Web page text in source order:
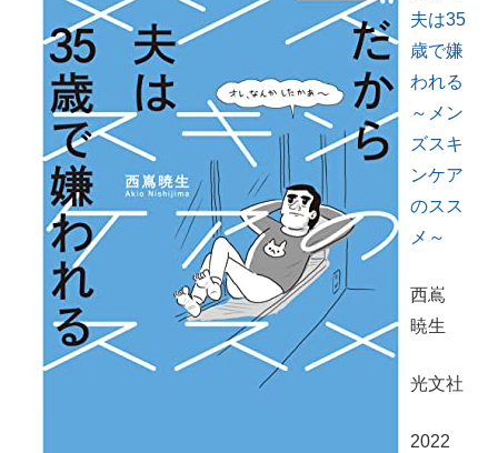
夫は35
歳で嫌
われる
～メン
ズスキ
ンケア
のスス
メ～
西嶌
暁生
光文社
2022